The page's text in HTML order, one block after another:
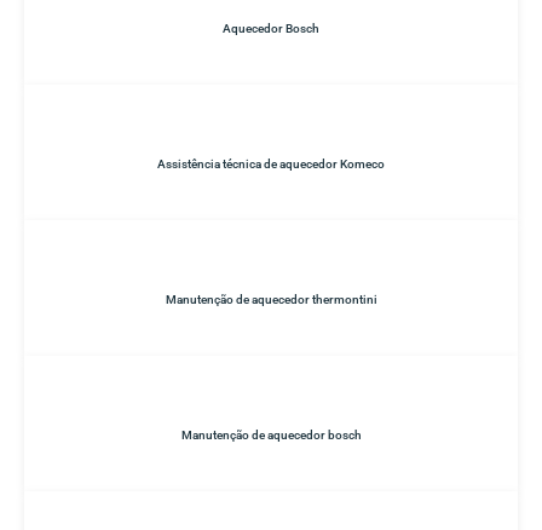
Aquecedor Bosch
Assistência técnica de aquecedor Komeco
Manutenção de aquecedor thermontini
Manutenção de aquecedor bosch